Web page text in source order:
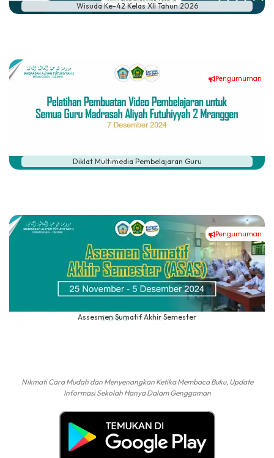
Wisuda Ke-42 Kelas XII Tahun 2026
Pengumuman
Diklat Multimedia Pembelajaran Guru
Pengumuman
Assesmen Sumatif Akhir Semester
Nikmati Cara Mudah dan Menyenangkan Ketika Membaca Buku, Update
Informasi Sekolah Hanya Dalam Genggaman